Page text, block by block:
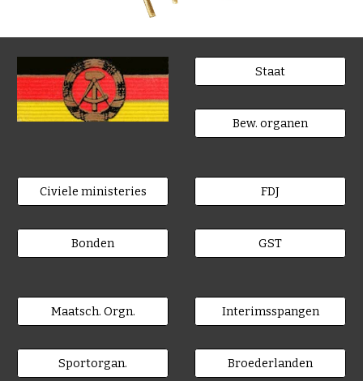
Staat
Bew. organen
Civiele ministeries
Bonden
FDJ
GST
Maatsch. Orgn.
Sportorgan.
Interimsspangen
Broederlanden